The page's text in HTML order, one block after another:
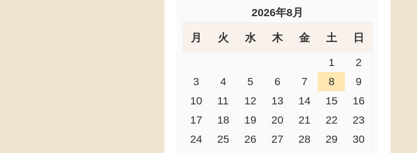
2026年8月
月 火 水 木 金 土 日
1
2
3
4 5 6 7 8
9
10
11 12 13 14 15
16
17
18 19 20 21 22
23
24
25 26 27 28 29
30